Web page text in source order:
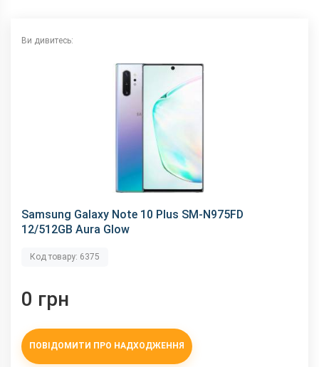
NFC
немає
Характеристики та комплектацію товару виробник може
Ви дивитесь:
Samsung Galaxy Note 10 Plus SM-N975FD
12/512GB Aura Glow
Код товару: 6375
0 грн
ПОВІДОМИТИ ПРО НАДХОДЖЕННЯ